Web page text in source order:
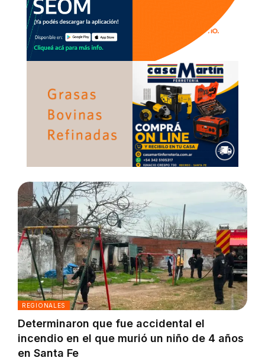
REGIONALES
Determinaron que fue accidental el
incendio en el que murió un niño de 4 años
en Santa Fe